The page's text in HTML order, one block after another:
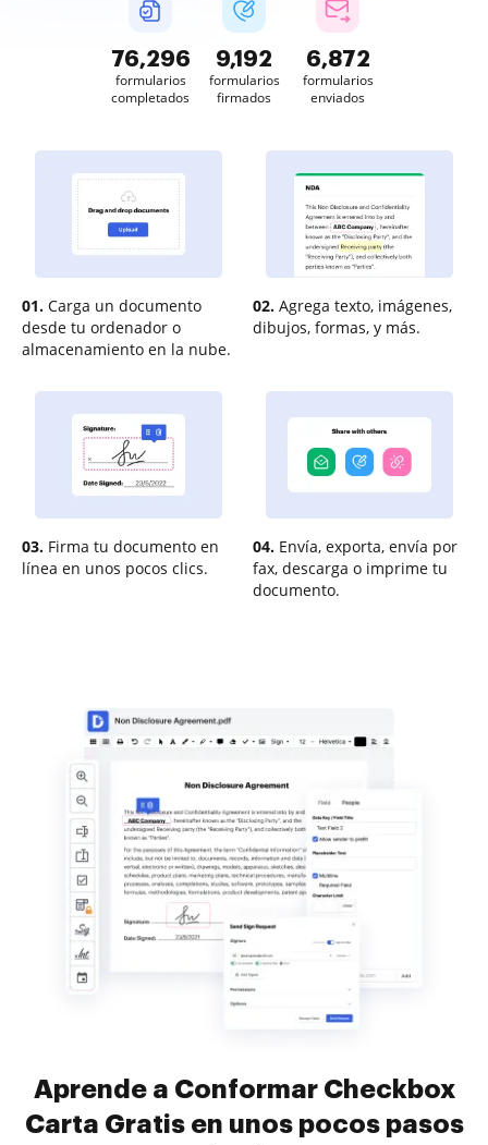
76,296
formularios
completados
9,192
formularios
firmados
6,873
formularios
enviados
01. Carga un documento
desde tu ordenador o
almacenamiento en la nube.
02. Agrega texto, imágenes,
dibujos, formas, y más.
03. Firma tu documento en
línea en unos pocos clics.
04. Envía, exporta, envía por
fax, descarga o imprime tu
documento.
Aprende a Conformar Checkbox
Carta Gratis en unos pocos pasos